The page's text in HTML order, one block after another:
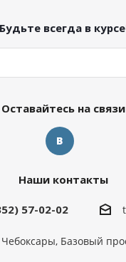
Будьте всегда в
Оставайтесь на связи
Наши контакты
57-02-02
Чебоксары, Базовый